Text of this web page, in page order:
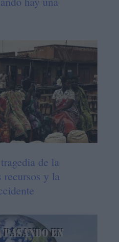
de la
y la